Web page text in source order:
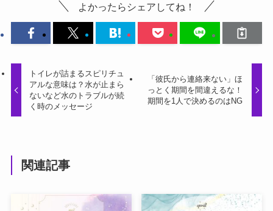
よかったらシェアしてね！
トイレが詰まるスピリチュ
アルな意味は？水が止まら
ないなど水のトラブルが続
く時のメッセージ
「彼氏から連絡来ない」ほ
っとく期間を間違えるな！
期間を1人で決めるのはNG
関連記事